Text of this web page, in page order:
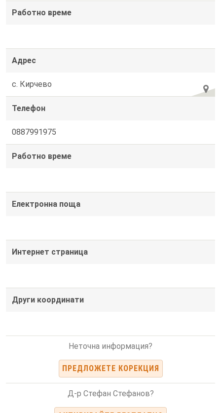
Работно време
Адрес
с. Кирчево
Телефон
0887991975
Работно време
Електронна поща
Интернет страница
Други координати
Неточна информация?
ПРЕДЛОЖЕТЕ КОРЕКЦИЯ
Д-р Стефан Стефанов?